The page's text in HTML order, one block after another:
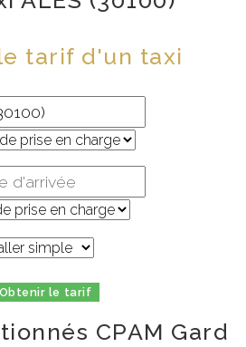
tarif d'un taxi
Obtenir le tarif
CPAM Gard